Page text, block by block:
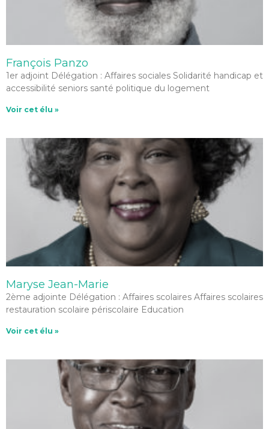
François Panzo
1er adjoint Délégation : Affaires sociales Solidarité handicap et
accessibilité seniors santé politique du logement
Voir cet élu »
Maryse Jean-Marie
2ème adjointe Délégation : Affaires scolaires Affaires scolaires
restauration scolaire périscolaire Education
Voir cet élu »